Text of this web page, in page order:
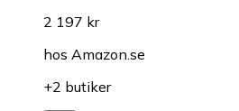
2 197 kr
hos Amazon.se
+2 butiker